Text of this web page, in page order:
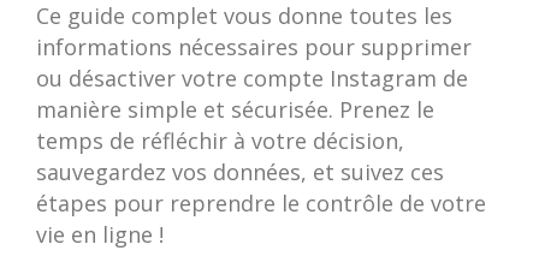
Ce guide complet vous donne toutes les
informations nécessaires pour supprimer
ou désactiver votre compte Instagram de
manière simple et sécurisée. Prenez le
temps de réfléchir à votre décision,
sauvegardez vos données, et suivez ces
étapes pour reprendre le contrôle de votre
vie en ligne !